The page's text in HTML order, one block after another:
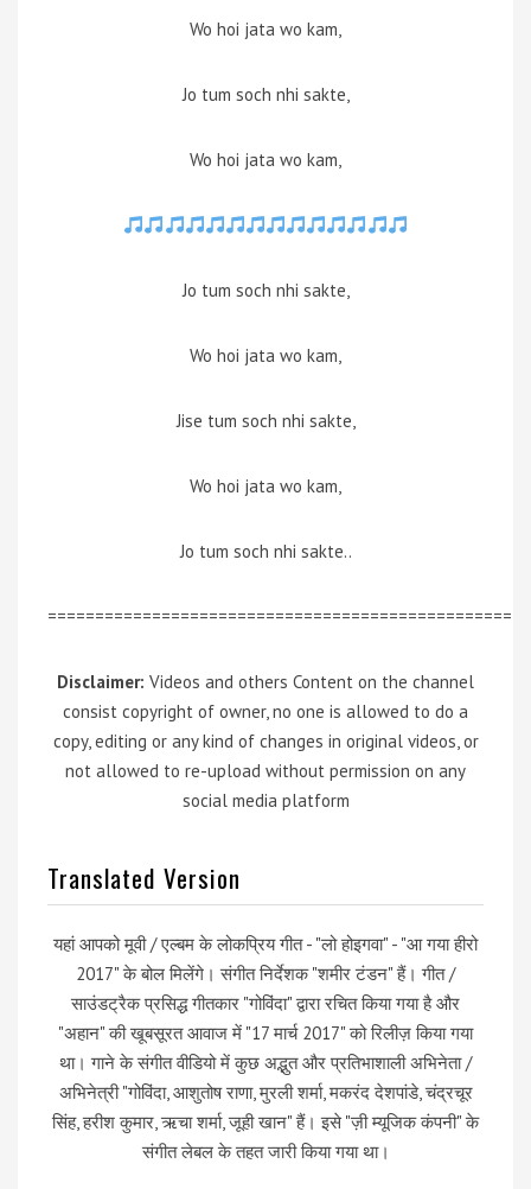
Wo hoi jata wo kam,
Jo tum soch nhi sakte,
Wo hoi jata wo kam,
Jo tum soch nhi sakte,
Wo hoi jata wo kam,
Jise tum soch nhi sakte,
Wo hoi jata wo kam,
Jo tum soch nhi sakte..
=================================================
Disclaimer: Videos and others Content on the channel
consist copyright of owner, no one is allowed to do a
copy, editing or any kind of changes in original videos, or
not allowed to re-upload without permission on any
social media platform
Translated Version
यहां आपको मूवी / एल्बम के लोकप्रिय गीत - "लो होइगवा" - "आ गया हीरो
2017" के बोल मिलेंगे। संगीत निर्देशक "शमीर टंडन" हैं। गीत /
साउंडट्रैक प्रसिद्ध गीतकार "गोविंदा" द्वारा रचित किया गया है और
"अहान" की खूबसूरत आवाज में "17 मार्च 2017" को रिलीज़ किया गया
था। गाने के संगीत वीडियो में कुछ अद्भुत और प्रतिभाशाली अभिनेता /
अभिनेत्री "गोविंदा, आशुतोष राणा, मुरली शर्मा, मकरंद देशपांडे, चंद्रचूर
सिंह, हरीश कुमार, ऋचा शर्मा, जूही खान" हैं। इसे "ज़ी म्यूजिक कंपनी" के
संगीत लेबल के तहत जारी किया गया था।